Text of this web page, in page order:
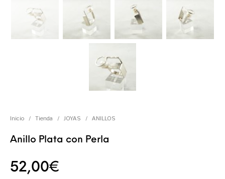
Inicio / Tienda / JOYAS / ANILLOS
Anillo Plata con Perla
52,00€